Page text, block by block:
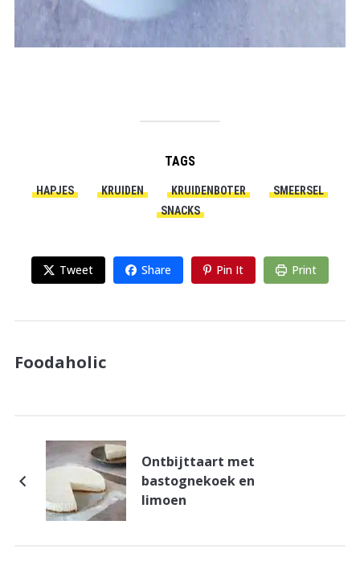
TAGS
HAPJES KRUIDEN KRUIDENBOTER
SMEERSEL
SNACKS
Tweet Share Pin It Print
Foodaholic
Ontbijttaart met
bastognekoek en
limoen